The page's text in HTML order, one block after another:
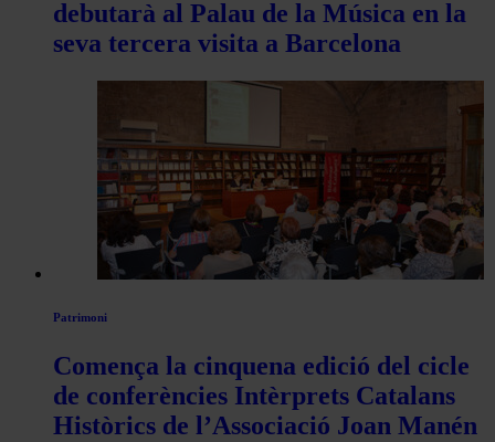
debutarà al Palau de la Música en la
seva tercera visita a Barcelona
Patrimoni
Comença la cinquena edició del cicle
de conferències Intèrprets Catalans
Històrics de l’Associació Joan Manén